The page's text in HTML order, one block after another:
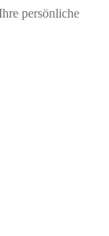
persönliche